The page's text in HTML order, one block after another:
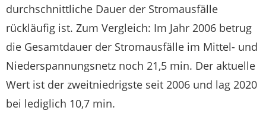
durchschnittliche Dauer der Stromausfälle
rückläufig ist. Zum Vergleich: Im Jahr 2006 betrug
die Gesamtdauer der Stromausfälle im Mittel- und
Niederspannungsnetz noch 21,5 min. Der aktuelle
Wert ist der zweitniedrigste seit 2006 und lag 2020
bei lediglich 10,7 min.